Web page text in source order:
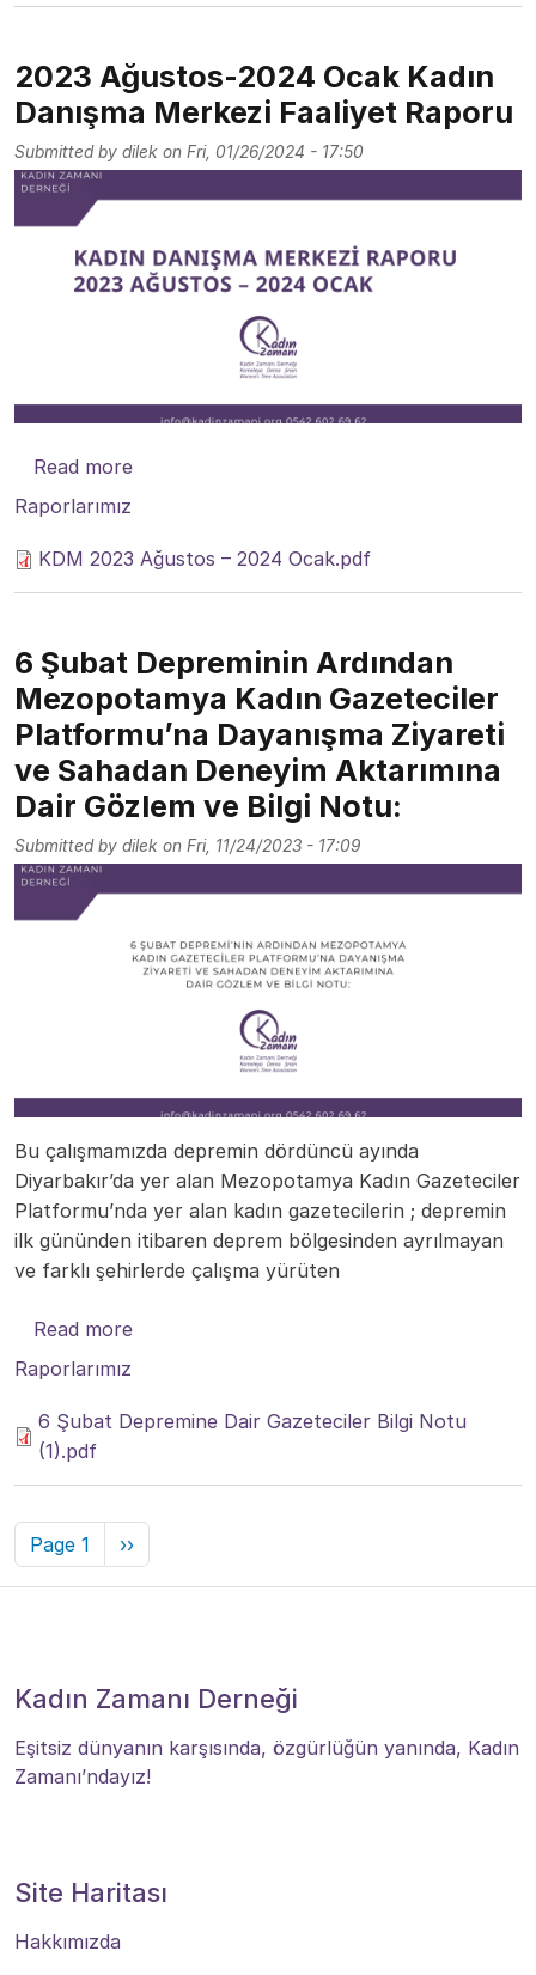
2023 Ağustos-2024 Ocak Kadın
Danışma Merkezi Faaliyet Raporu
Submitted by dilek on Fri, 01/26/2024 - 17:50
Read moreabout 2023 Ağustos-2024 Ocak Kadın
Raporlarımız
KDM 2023 Ağustos – 2024 Ocak.pdf
6 Şubat Depreminin Ardından
Mezopotamya Kadın Gazeteciler
Platformu’na Dayanışma Ziyareti
ve Sahadan Deneyim Aktarımına
Dair Gözlem ve Bilgi Notu:
Submitted by dilek on Fri, 11/24/2023 - 17:09
Bu çalışmamızda depremin dördüncü ayında
Diyarbakır’da yer alan Mezopotamya Kadın Gazeteciler
Platformu’nda yer alan kadın gazetecilerin ; depremin
ilk gününden itibaren deprem bölgesinden ayrılmayan
ve farklı şehirlerde çalışma yürüten
Read moreabout 6 Şubat Depreminin Ardından
Raporlarımız
6 Şubat Depremine Dair Gazeteciler Bilgi Notu
(1).pdf
Pagination
Page 1 Next page
››
Kadın Zamanı Derneği
Eşitsiz dünyanın karşısında, özgürlüğün yanında, Kadın
Zamanı’ndayız!
Site Haritası
Hakkımızda